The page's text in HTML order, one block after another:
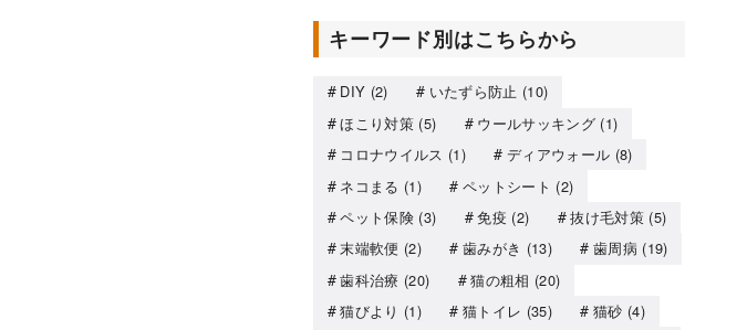
キーワード別はこちらから
DIY (2) いたずら防止 (10)
ほこり対策(5) ウールサッキング(1)
コロナウイルス (1) ディアウォール (8)
ネコまる (1) ペットシート (2)
ペット保険(3) 免疫 (2) 抜け毛対策(5)
末端軟便 (2) 歯みがき (13) 歯周病 (19)
歯科治療 (20) 猫の粗相 (20)
猫びより (1) 猫トイレ (35) 猫砂 (4)